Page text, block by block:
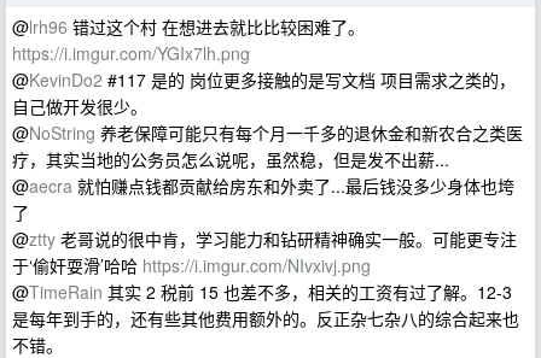
@lrh96 错过这个村 在想进去就比比较困难了。
https://i.imgur.com/YGIx7lh.png
@KevinDo2 #117 是的 岗位更多接触的是写文档 项目需求之类的，
自己做开发很少。
@NoString 养老保障可能只有每个月一千多的退休金和新农合之类医
疗，其实当地的公务员怎么说呢，虽然稳，但是发不出薪...
@aecra 就怕赚点钱都贡献给房东和外卖了...最后钱没多少身体也垮
了
@ztty 老哥说的很中肯，学习能力和钻研精神确实一般。可能更专注
于‘偷奸耍滑’哈哈 https://i.imgur.com/NIvxivj.png
@TimeRain 其实 2 税前 15 也差不多，相关的工资有过了解。12-3
是每年到手的，还有些其他费用额外的。反正杂七杂八的综合起来也
不错。